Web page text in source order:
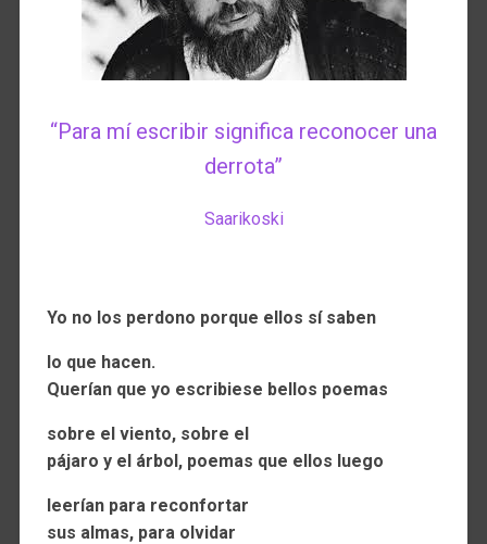
“Para mí escribir significa reconocer una
derrota”
Saarikoski
Yo no los perdono porque ellos sí saben
lo que hacen.
Querían que yo escribiese bellos poemas
sobre el viento, sobre el
pájaro y el árbol, poemas que ellos luego
leerían para reconfortar
sus almas, para olvidar